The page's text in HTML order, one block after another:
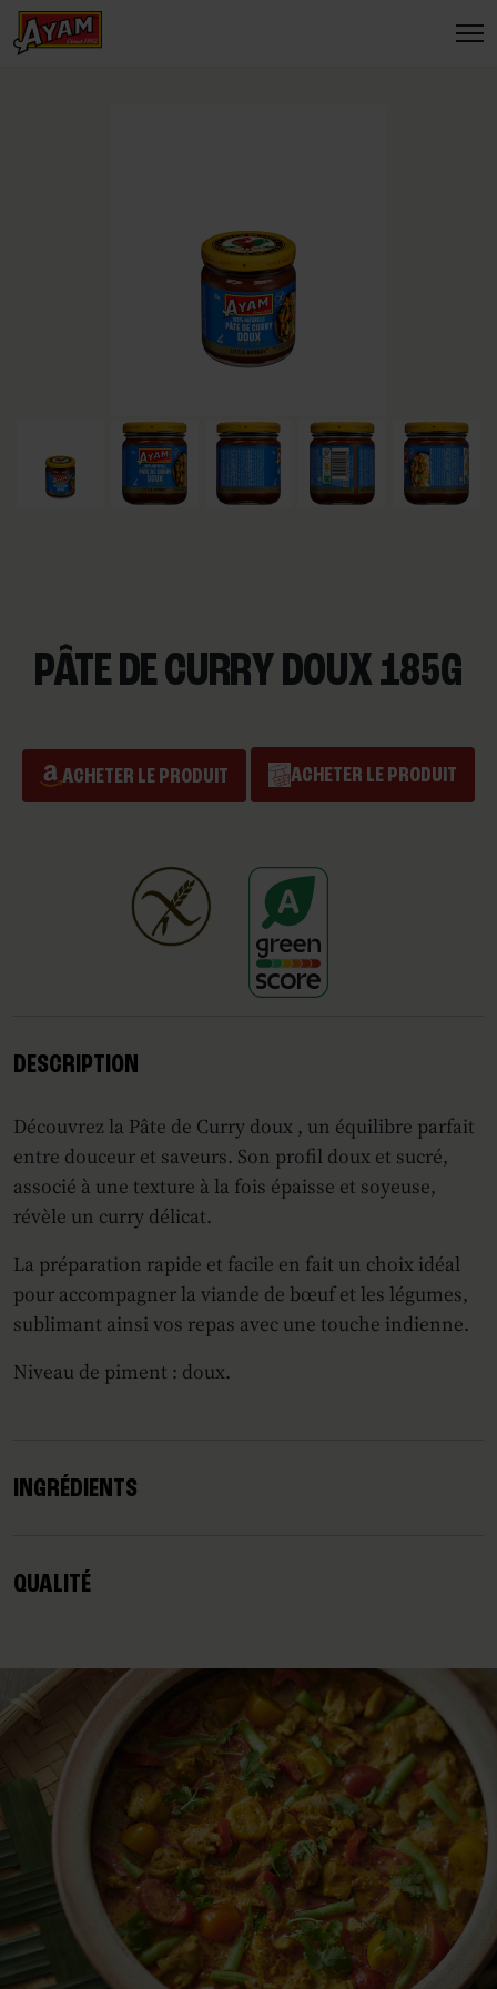
PÂTE DE CURRY DOUX 185G
ACHETER LE PRODUIT ACHETER LE PRODUIT
DESCRIPTION
Découvrez la Pâte de Curry doux , un équilibre parfait
entre douceur et saveurs. Son profil doux et sucré,
associé à une texture à la fois épaisse et soyeuse,
révèle un curry délicat.
La préparation rapide et facile en fait un choix idéal
pour accompagner la viande de bœuf et les légumes,
sublimant ainsi vos repas avec une touche indienne.
Niveau de piment : doux.
INGRÉDIENTS
QUALITÉ